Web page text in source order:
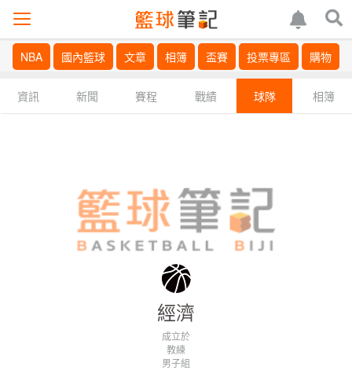
NBA 國內籃球 文章 相簿 盃賽 投票專區 購物
資訊 新聞 賽程 戰績 球隊 相簿
經濟
成立於
教練
男子組